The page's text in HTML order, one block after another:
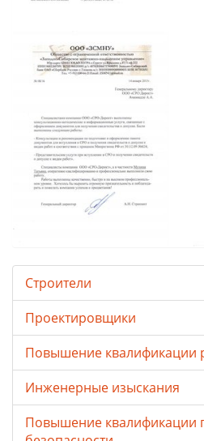
Строители
Проектировщики
Повышение квалификации
Инженерные изыскания
Повышение квалификации